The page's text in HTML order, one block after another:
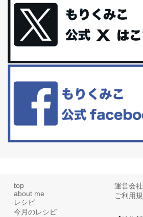
に髪と爪が丈夫になった気がする。炭酸...
体に優しい、私のふるさと納税５選。
今回は、最近毎回定期的に購入している「
礼品トップ５を紹介します。今までいろ...
更年期を穏やかに乗りきるために今できる
といった更年期症状はまだ...
top
about me
レシピ
今月のレシピ
運営会社
ご利用